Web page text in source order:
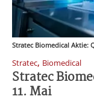
Stratec Biomedical Aktie:
Stratec, Biomedical
Stratec
11. Mai